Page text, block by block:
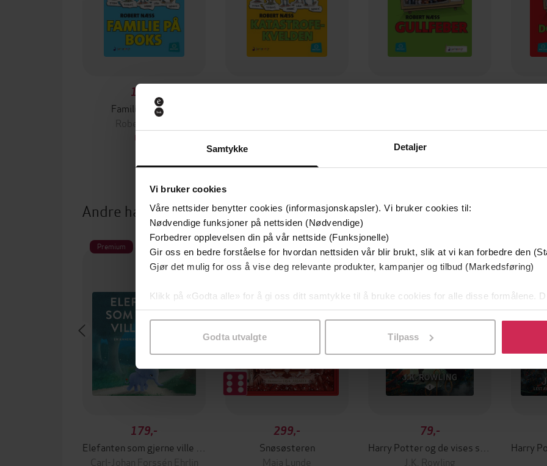
Samtykke Detaljer
Vi bruker cookies
Våre nettsider benytter cookies (informasjonskapsler). Vi bruker cookies til:
Nødvendige funksjoner på nettsiden (Nødvendige)
Forbedrer opplevelsen din på vår nettside (Funksjonelle)
Gir oss en bedre forståelse for hvordan nettsiden vår blir brukt, slik at vi kan forbedre den
Gjør det mulig for oss å vise deg relevante produkter, kampanjer og tilbud (Markedsføring)
Klikk på «Godta alle» for å gi oss ditt samtykke til å bruke cookies for alle disse formålene.
samtykke til spesifikke formål ved å klikke på «Tilpass». Du kan når som helst trekke
Godta utvalgte Tilpass
149,-
Familie på boks
Robert Næss
EBOK
Andre har også kjøpt
Premium
179,-
Carl-Johan Forssén Ehrlin
Premium
299,-
Snøsøsteren
Maja Lunde
79,-
J.K. Rowling